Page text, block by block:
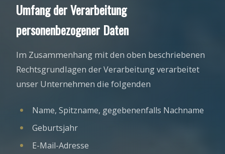
Umfang der Verarbeitung
personenbezogener Daten
Im Zusammenhang mit den oben beschriebenen
Rechtsgrundlagen der Verarbeitung verarbeitet
unser Unternehmen die folgenden
Name, Spitzname, gegebenenfalls Nachname
Geburtsjahr
E-Mail-Adresse